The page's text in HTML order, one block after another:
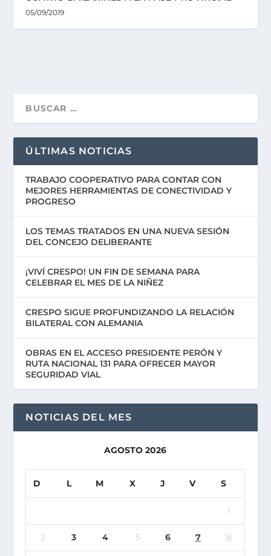
05/09/2019
ÚLTIMAS NOTICIAS
TRABAJO COOPERATIVO PARA CONTAR CON
MEJORES HERRAMIENTAS DE CONECTIVIDAD Y
PROGRESO
LOS TEMAS TRATADOS EN UNA NUEVA SESIÓN
DEL CONCEJO DELIBERANTE
¡VIVÍ CRESPO! UN FIN DE SEMANA PARA
CELEBRAR EL MES DE LA NIÑEZ
CRESPO SIGUE PROFUNDIZANDO LA RELACIÓN
BILATERAL CON ALEMANIA
OBRAS EN EL ACCESO PRESIDENTE PERÓN Y
RUTA NACIONAL 131 PARA OFRECER MAYOR
SEGURIDAD VIAL
NOTICIAS DEL MES
AGOSTO 2026
D L M X J V S
1
2 3 4 5 6 7 8